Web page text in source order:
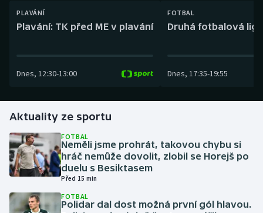
Dostihy
Gymnastika
Házená
Jezdectví
Judo
PLAVÁNÍ
Plavání: TK před ME v plavání
Dnes, 12:30-13:00
FOTBAL
Druhá fotbalová
Dnes, 17:35-19:55
Aktuality ze sportu
FOTBAL
Neměli jsme prohrát, takovou chybu si
hráč nemůže dovolit, zlobil se Horejš po
duelu s Besiktasem
Před 15 min
FOTBAL
Polidar dal dost možná první gól hlavou.